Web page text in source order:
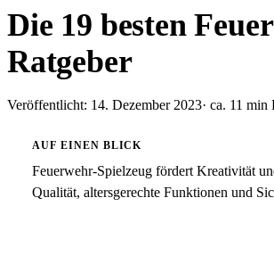
Die 19 besten
Ratgeber
Veröffentlicht: 14. Dezember 2023· ca. 11 min
AUF EINEN BLICK
Feuerwehr-Spielzeug fördert Kreativität
Qualität, altersgerechte Funktionen und